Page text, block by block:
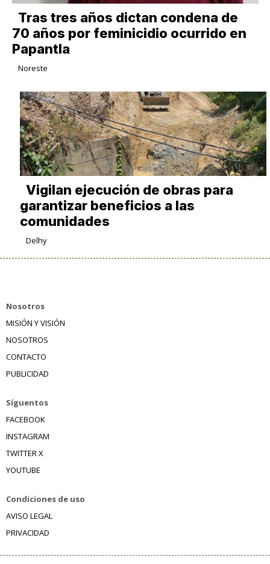
Tras tres años dictan condena de
70 años por feminicidio ocurrido en
Papantla
Noreste
Vigilan ejecución de obras para
garantizar beneficios a las
comunidades
Delhy
Nosotros
MISIÓN Y VISIÓN
NOSOTROS
CONTACTO
PUBLICIDAD
Síguentos
FACEBOOK
INSTAGRAM
TWITTER X
YOUTUBE
Condiciones de uso
AVISO LEGAL
PRIVACIDAD